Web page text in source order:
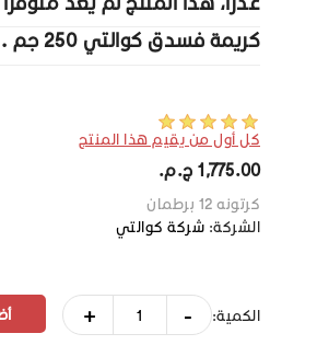
كريمة فسدق كوالتي 250 جم . كرتونه
كل أول من يقيم هذا المنتج
1,775.00 ج.م.‏
كرتونه 12 برطمان
الشركة: شركة كوالتي
الكمية: -
+